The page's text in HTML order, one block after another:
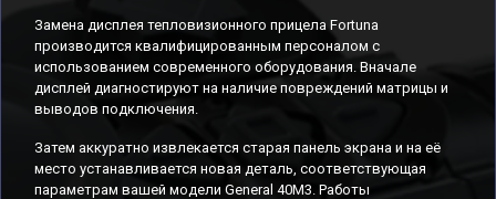
Замена дисплея тепловизионного прицела Fortuna
производится квалифицированным персоналом с
использованием современного оборудования. Вначале
дисплей диагностируют на наличие повреждений матрицы и
выводов подключения.
Затем аккуратно извлекается старая панель экрана и на её
место устанавливается новая деталь, соответствующая
параметрам вашей модели General 40M3. Работы